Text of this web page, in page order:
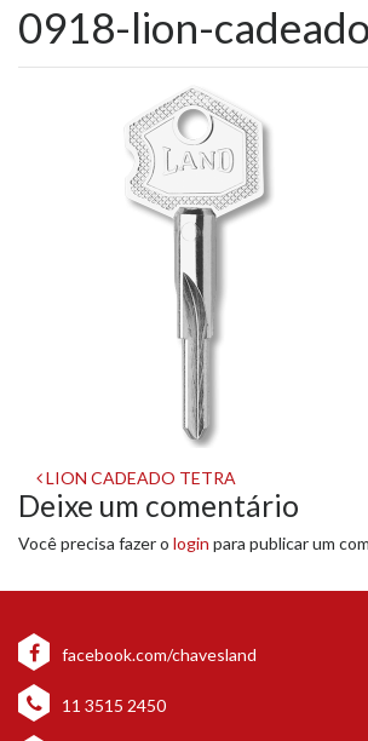
0918-lion-
Navegação
de
post
LION CADEADO TETRA
Deixe um comentário
Você precisa fazer o login para publicar um
facebook.com/chavesland
11 3515 2450